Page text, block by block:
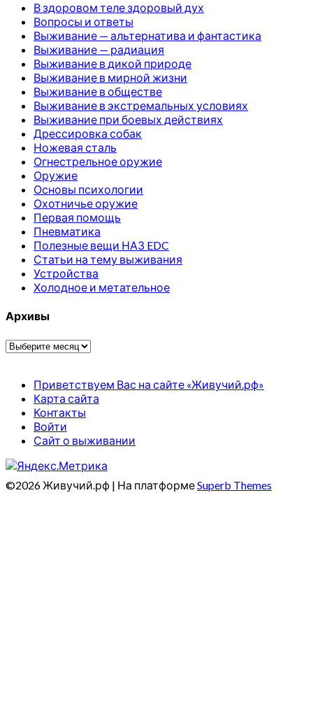
В здоровом теле здоровый дух
Вопросы и ответы
Выживание — альтернатива и фантастика
Выживание — радиация
Выживание в дикой природе
Выживание в мирной жизни
Выживание в обществе
Выживание в экстремальных условиях
Выживание при боевых действиях
Дрессировка собак
Ножевая сталь
Огнестрельное оружие
Оружие
Основы психологии
Охотничье оружие
Первая помощь
Пневматика
Полезные вещи НАЗ EDC
Статьи на тему выживания
Устройства
Холодное и метательное
Архивы
Архивы
Приветствуем Вас на сайте «Живучий.рф»
Карта сайта
Контакты
Войти
Сайт о выживании
©2026 Живучий.рф | На платформеSuperb Themes